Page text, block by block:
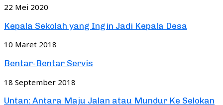
22 Mei 2020
Kepala Sekolah yang Ingin Jadi Kepala Desa
10 Maret 2018
Bentar-Bentar Servis
18 September 2018
Untan: Antara Maju Jalan atau Mundur Ke Selokan